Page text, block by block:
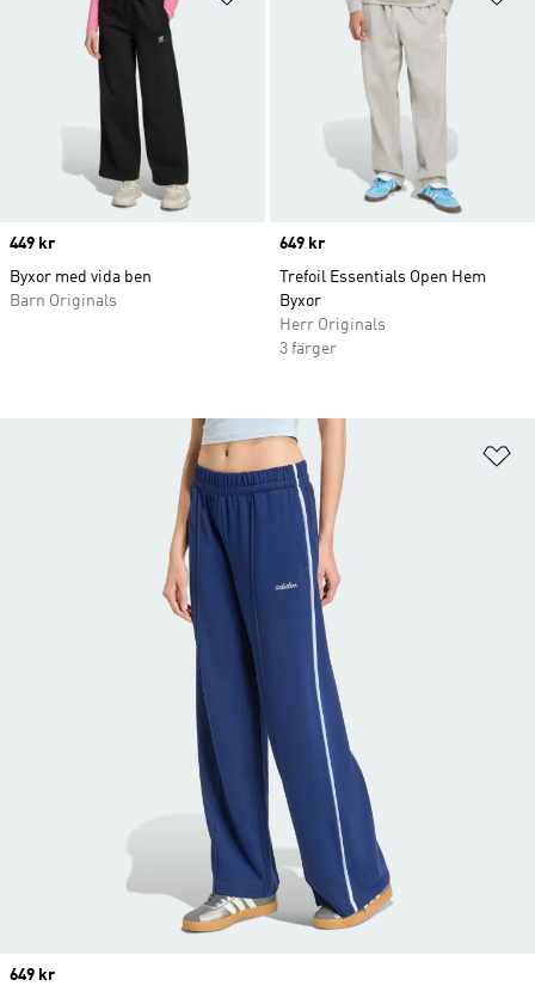
Price
449 kr
Byxor med vida ben
Barn Originals
Price
649 kr
Trefoil Essentials Open Hem
Byxor
Herr Originals
3 färger
Price
649 kr